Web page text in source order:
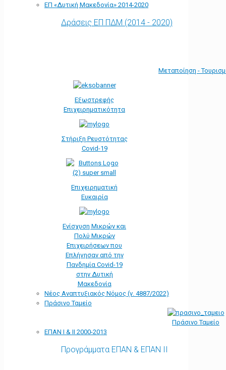
ΕΠ «Δυτική Μακεδονία» 2014-2020
Δράσεις ΕΠ ΠΔΜ (2014 - 2020)
Μεταποίηση -
Εξωστρεφής
Επιχειρηματικότητα
Στήριξη Ρευστότητας
Covid-19
Επιχειρηματική
Ευκαιρία
Ενίσχυση Μικρών και
Πολύ Μικρών
Επιχειρήσεων που
Επλήγησαν από την
Πανδημία Covid-19
στην Δυτική
Μακεδονία
Νέος Αναπτυξιακός Νόμος (ν. 4887/2022)
Πράσινο Ταμείο
Πράσινο Ταμείο
ΕΠΑΝ Ι & ΙΙ 2000-2013
Προγράμματα ΕΠΑΝ & ΕΠΑΝ ΙΙ